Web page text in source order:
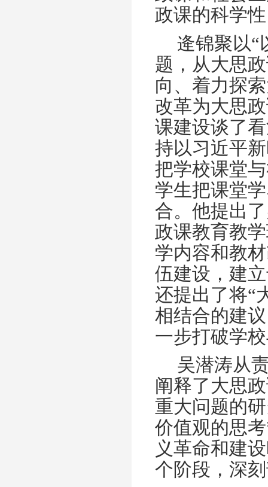
政课的科学
逄锦聚以“
题，从大思
向、着力探
改革为大思
课建设谈了
持以习近平
把学校课堂
学生把课堂
合。他提出
政课教育教
学内容和教
伍建设，建
还提出了将“
相结合的建
一步打破学
吴潜涛从
阐释了大思
重大问题的
价值观的思
义革命和建
个阶段，深